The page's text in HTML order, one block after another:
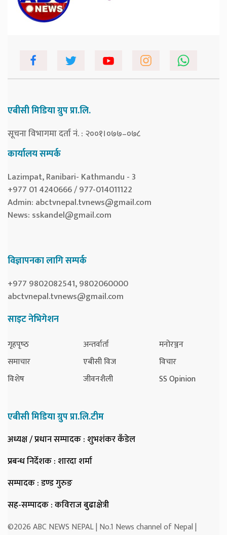
एबीसी मिडिया ग्रुप प्रा.लि.
सूचना विभागमा दर्ता नं. : २००१।०७७–०७८
कार्यालय सम्पर्क
Lazimpat, Ranibari- Kathmandu - 3
+977 01 4240666 / 977-014011122
Admin: abctvnepal.tvnews@gmail.com
News: sskandel@gmail.com
विज्ञापनका लागि सम्पर्क
+977 9802082541, 9802060000
abctvnepal.tvnews@gmail.com
साइट नेभिगेशन
गृहपृष्‍ठ
समाचार
विशेष
अन्तर्वार्ता
एबीसी विज
जीवनशैली
मनोरञ्जन
विचार
SS Opinion
एबीसी मिडिया ग्रुप प्रा.लि.टीम
अध्यक्ष / प्रधान सम्पादक: शुभशंकर कँडेल
प्रबन्ध निर्देशक: शारदा शर्मा
सम्पादक: डण्ड गुरुङ
सह-सम्पादक: कविराज बुढाक्षेत्री
©2026 ABC NEWS NEPAL | No.1 News channel of Nepal |